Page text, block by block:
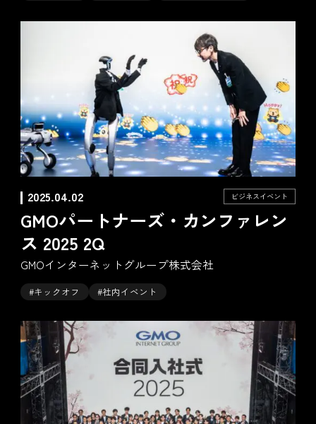
2025.04.02 ビジネスイベント
GMOパートナーズ・カンファレン
ス 2025 2Q
GMOインターネットグループ株式会社
#キックオフ #社内イベント